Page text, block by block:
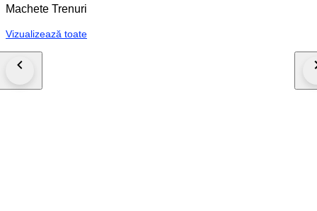
Machete Trenuri
Vizualizează toate